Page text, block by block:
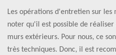
Les opérations d'entretien sur
noter qu'il est possible de
murs extérieurs. Pour nous, ce
très techniques. Donc, il est